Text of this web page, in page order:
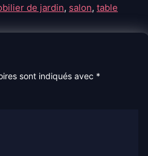
de jardin, salon, table
sont indiqués avec *